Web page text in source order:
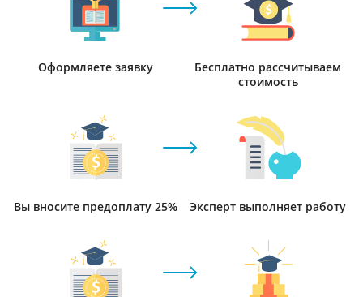
Оформляете заявку
Бесплатно рассчитываем
стоимость
Вы вносите предоплату 25% Эксперт выполняет работу